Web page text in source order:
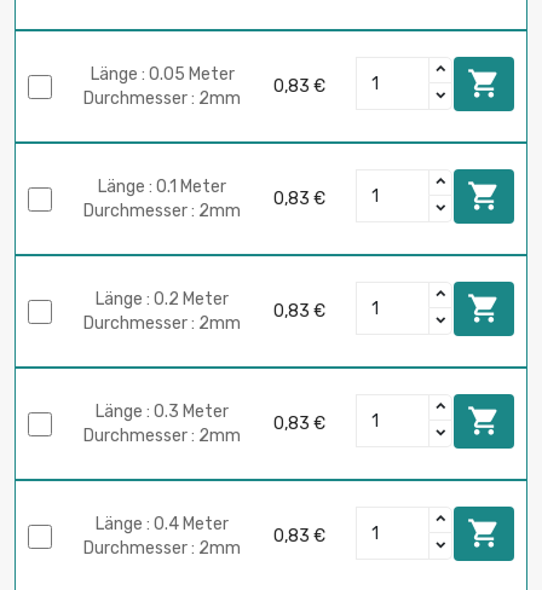
Länge : 0.05 Meter
Durchmesser : 2mm
0,83 € 
Länge : 0.1 Meter
Durchmesser : 2mm
0,83 € 
Länge : 0.2 Meter
Durchmesser : 2mm
0,83 € 
Länge : 0.3 Meter
Durchmesser : 2mm
0,83 € 
Länge : 0.4 Meter
Durchmesser : 2mm
0,83 € 